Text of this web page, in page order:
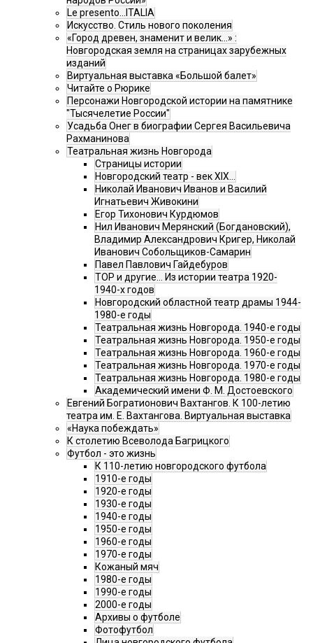
Le presento...ITALIA
Искусство. Стиль нового поколения
«Город древен, знаменит и велик…» :
Новгородская земля на страницах зарубежных
изданий
Виртуальная выставка «Большой балет»
Читайте о Рюрике
Персонажи Новгородской истории на памятнике
"Тысячелетие России"
Усадьба Онег в биографии Сергея Васильевича
Рахманинова
Театральная жизнь Новгорода
Страницы истории
Новгородский театр - век XIX…
Николай Иванович Иванов и Василий
Игнатьевич Живокини
Егор Тихонович Курдюмов
Нил Иванович Мерянский (Богдановский),
Владимир Александрович Кригер, Николай
Иванович Собольщиков-Самарин
Павел Павлович Гайдебуров
ТОР и другие… Из истории театра 1920-
1940-х годов
Новгородский областной театр драмы 1944-
1980-е годы
Театральная жизнь Новгорода. 1940-е годы
Театральная жизнь Новгорода. 1950-е годы
Театральная жизнь Новгорода. 1960-е годы
Театральная жизнь Новгорода. 1970-е годы
Театральная жизнь Новгорода. 1980-е годы
Академический имени Ф. М. Достоевского
Евгений Богратионович Вахтангов. К 100-летию
театра им. Е. Вахтангова. Виртуальная выставка
«Наука побеждать»
К столетию Всеволода Багрицкого
Футбол - это жизнь
К 110-летию новгородского футбола
1910-е годы
1920-е годы
1930-е годы
1940-е годы
1950-е годы
1960-е годы
1970-е годы
Кожаный мяч
1980-е годы
1990-е годы
2000-е годы
Архивы о футболе
Фотофутбол